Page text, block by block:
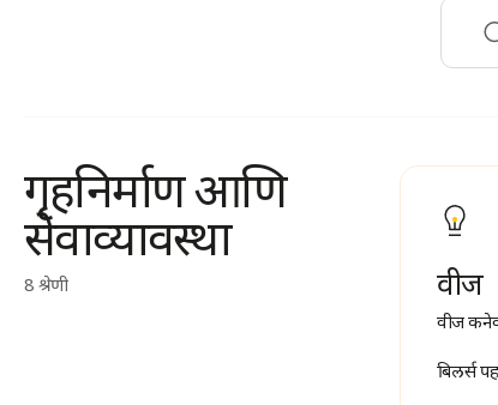
गृहनिर्माण आणि
सेवाव्यावस्था
8 श्रेणी वीज
वीज
बिलर्स